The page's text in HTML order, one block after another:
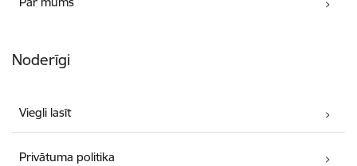
Noderīgi
Viegli lasīt
Privātuma politika